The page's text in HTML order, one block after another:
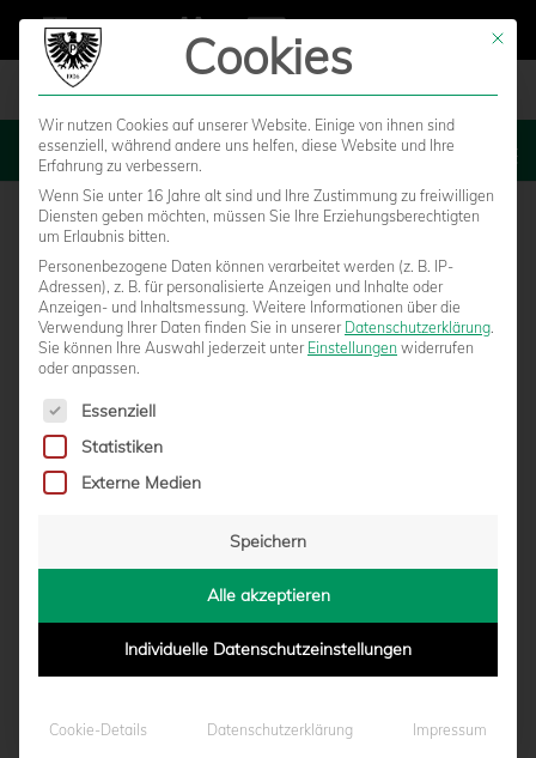
MENU
SPIELERTUNNEL ERSTRAHLT IN NEUEM
vonMarcel Weskamp|09.10.2020 - 10:47
Mit
Cookies
Wir nutzen Cookies auf unserer Website. Einige von ihnen sind
essenziell, während andere uns helfen, diese Website und Ihre
Erfahrung zu verbessern.
Wenn Sie unter 16 Jahre alt sind und Ihre Zustimmung zu freiwilligen
Diensten geben möchten, müssen Sie Ihre Erziehungsberechtigten
um Erlaubnis bitten.
Personenbezogene Daten können verarbeitet werden (z. B. IP-
Adressen), z. B. für personalisierte Anzeigen und Inhalte oder
Anzeigen- und Inhaltsmessung. Weitere Informationen über die
Verwendung Ihrer Daten finden Sie in unserer Datenschutzerklärung.
Sie können Ihre Auswahl jederzeit unter Einstellungen widerrufen
oder anpassen.
Es folgt eine Liste der Service-Gruppen, für die eine
Essenziell
Statistiken
Externe Medien
Speichern
Alle akzeptieren
Individuelle Datenschutzeinstellungen
Cookie-Details Datenschutzerklärung Impressum